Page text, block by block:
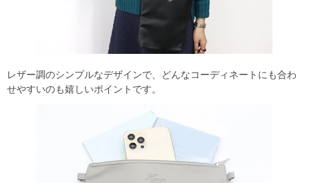
レザー調のシンプルなデザインで、どんなコーディネートにも合わ
せやすいのも嬉しいポイントです。